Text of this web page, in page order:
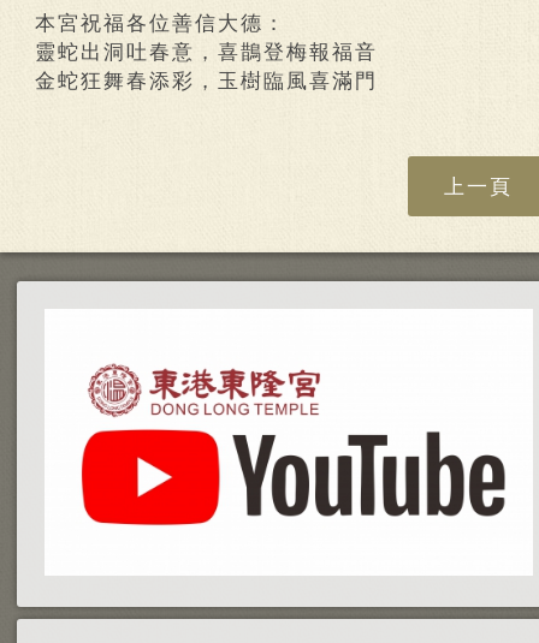
本宮祝福各位善信大德：
靈蛇出洞吐春意，喜鵲登梅報福音
金蛇狂舞春添彩，玉樹臨風喜滿門
上一頁